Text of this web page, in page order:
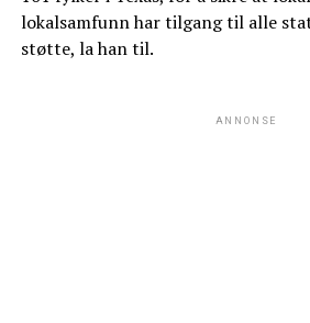
lokalsamfunn har tilgang til alle
støtte, la han til.
ANNONSE